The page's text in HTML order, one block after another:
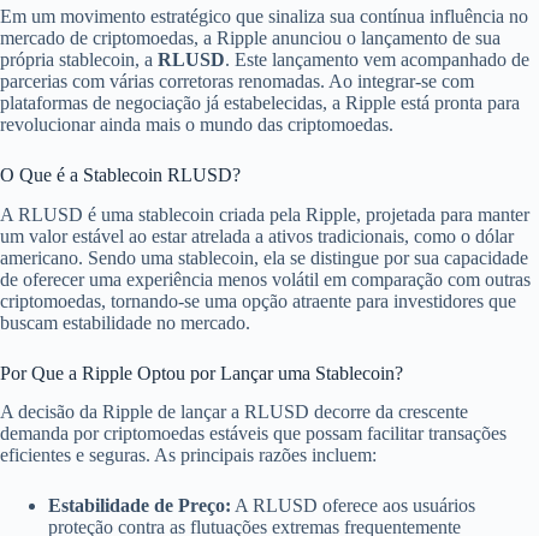
Em um movimento estratégico que sinaliza sua contínua influência no
mercado de criptomoedas, a Ripple anunciou o lançamento de sua
própria stablecoin, a RLUSD. Este lançamento vem acompanhado de
parcerias com várias corretoras renomadas. Ao integrar-se com
plataformas de negociação já estabelecidas, a Ripple está pronta para
revolucionar ainda mais o mundo das criptomoedas.
O Que é a Stablecoin RLUSD?
A RLUSD é uma stablecoin criada pela Ripple, projetada para manter
um valor estável ao estar atrelada a ativos tradicionais, como o dólar
americano. Sendo uma stablecoin, ela se distingue por sua capacidade
de oferecer uma experiência menos volátil em comparação com outras
criptomoedas, tornando-se uma opção atraente para investidores que
buscam estabilidade no mercado.
Por Que a Ripple Optou por Lançar uma Stablecoin?
A decisão da Ripple de lançar a RLUSD decorre da crescente
demanda por criptomoedas estáveis que possam facilitar transações
eficientes e seguras. As principais razões incluem:
Estabilidade de Preço: A RLUSD oferece aos usuários
proteção contra as flutuações extremas frequentemente